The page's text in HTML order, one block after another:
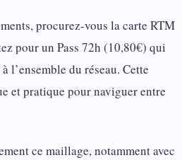
procurez-vous la carte RTM
pour un Pass 72h (10,80€) qui
l’ensemble du réseau. Cette
et pratique pour naviguer entre
ce maillage, notamment avec